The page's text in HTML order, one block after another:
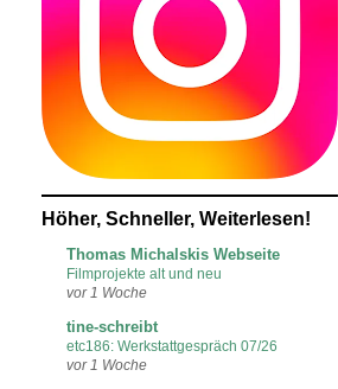
Höher, Schneller, Weiterlesen!
Thomas Michalskis Webseite
Filmprojekte alt und neu
vor 1 Woche
tine-schreibt
etc186: Werkstattgespräch 07/26
vor 1 Woche